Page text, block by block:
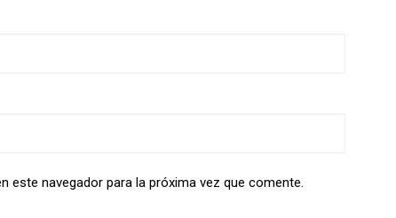
este navegador para la próxima vez que comente.